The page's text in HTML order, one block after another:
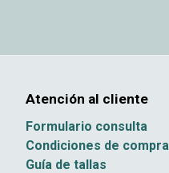
Atención al cliente
Formulario consulta
Condiciones de compra
Guía de tallas